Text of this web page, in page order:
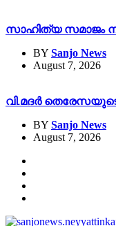
സാഹിത്യ സമാജം
BY Sanjo News
August 7, 2026
വി.മദർ
BY Sanjo News
August 7, 2026